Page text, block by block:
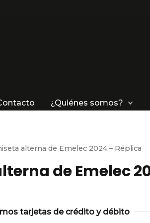
¿Quiénes somos?
alterna de Emelec 2024 – Réplica
de Emelec
tarjetas de crédito y débito